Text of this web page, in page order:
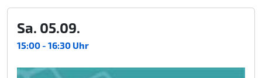
Sa. 05.09.
15:00 - 16:30 Uhr